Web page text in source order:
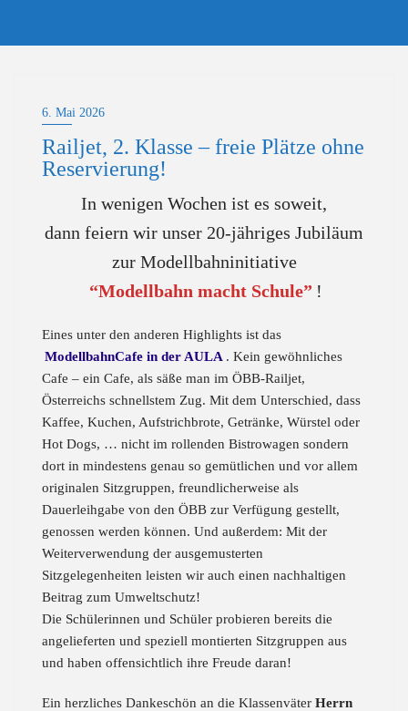
6. Mai 2026
Railjet, 2. Klasse – freie Plätze ohne
Reservierung!
In wenigen Wochen ist es soweit,
dann feiern wir unser 20-jähriges Jubiläum
zur Modellbahninitiative
“Modellbahn macht Schule” !
Eines unter den anderen Highlights ist das
ModellbahnCafe in der AULA . Kein gewöhnliches
Cafe – ein Cafe, als säße man im ÖBB-Railjet,
Österreichs schnellstem Zug. Mit dem Unterschied, dass
Kaffee, Kuchen, Aufstrichbrote, Getränke, Würstel oder
Hot Dogs, … nicht im rollenden Bistrowagen sondern
dort in mindestens genau so gemütlichen und vor allem
originalen Sitzgruppen, freundlicherweise als
Dauerleihgabe von den ÖBB zur Verfügung gestellt,
genossen werden können. Und außerdem: Mit der
Weiterverwendung der ausgemusterten
Sitzgelegenheiten leisten wir auch einen nachhaltigen
Beitrag zum Umweltschutz!
Die Schülerinnen und Schüler probieren bereits die
angelieferten und speziell montierten Sitzgruppen aus
und haben offensichtlich ihre Freude daran!
Ein herzliches Dankeschön an die Klassenväter Herrn